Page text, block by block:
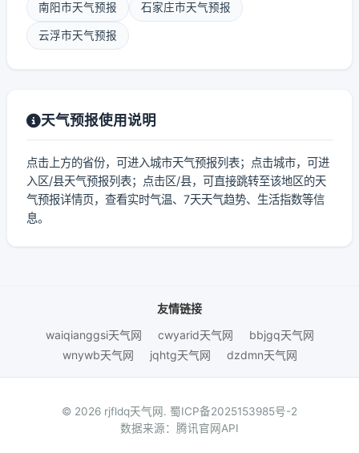
南阳市天气预报 石家庄市天气预报
云浮市天气预报
天气预报使用说明
点击上方的省份，可进入城市天气预报列表；点击城市，可进
入区/县天气预报列表；点击区/县，可直接跳转至该地区的天
气预报详情页，查看实时气温、7天天气趋势、生活指数等信
息。
友情链接
waiqianggsi天气网
cwyarid天气网
bbjgq天气网
wnywb天气网
jqhtg天气网 dzdmn天气网
© 2026 rjfldq天气网. 蜀ICP备2025153985号-2
数据来源：腾讯官网API